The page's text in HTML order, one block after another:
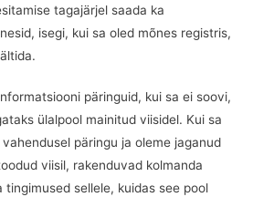
tagajärjel saada ka
isegi, kui sa oled mõnes registris,
päringuid, kui sa ei soovi,
ülalpool mainitud viisidel. Kui sa
päringu ja oleme jaganud
viisil, rakenduvad kolmanda
tingimused sellele, kuidas see pool